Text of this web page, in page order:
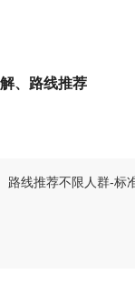
、路线推荐
路线推荐不限人群-标